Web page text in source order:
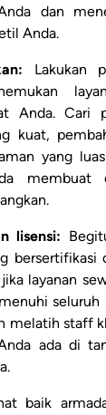
dan
Anda.
Lakukan
Anda. Cari
kuat,
yang
membuat
lisensi:
bersertifikasi
layanan
seluruh
melatih staff
ada di
baik